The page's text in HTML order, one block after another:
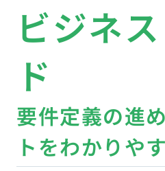
ビジネ
ド
要件定義の進
トをわかりや